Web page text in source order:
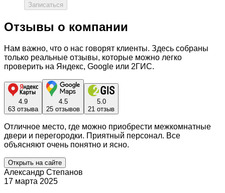
Записаться
Отзывы о компании
Нам важно, что о нас говорят клиенты. Здесь собраны
только реальные отзывы, которые можно легко
проверить на Яндекс, Google или 2ГИС.
4.9
63 отзыва
4.5
25 отзывов
5.0
21 отзыв
Отличное место, где можно приобрести межкомнатные
двери и перегородки. Приятный персонал. Все
объясняют очень понятно и ясно.
Открыть на сайте
Александр Степанов
17 марта 2025